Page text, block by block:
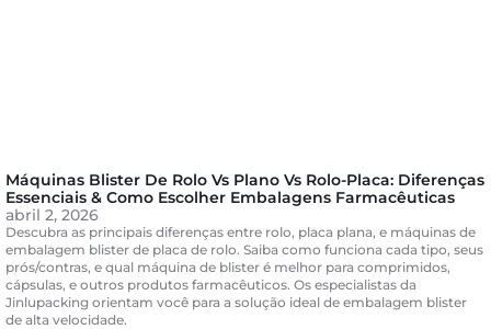
Máquinas Blister De Rolo Vs Plano Vs Rolo-Placa: Diferenças
Essenciais & Como Escolher Embalagens Farmacêuticas
abril 2, 2026
Descubra as principais diferenças entre rolo, placa plana, e máquinas de
embalagem blister de placa de rolo. Saiba como funciona cada tipo, seus
prós/contras, e qual máquina de blister é melhor para comprimidos,
cápsulas, e outros produtos farmacêuticos. Os especialistas da
Jinlupacking orientam você para a solução ideal de embalagem blister
de alta velocidade.